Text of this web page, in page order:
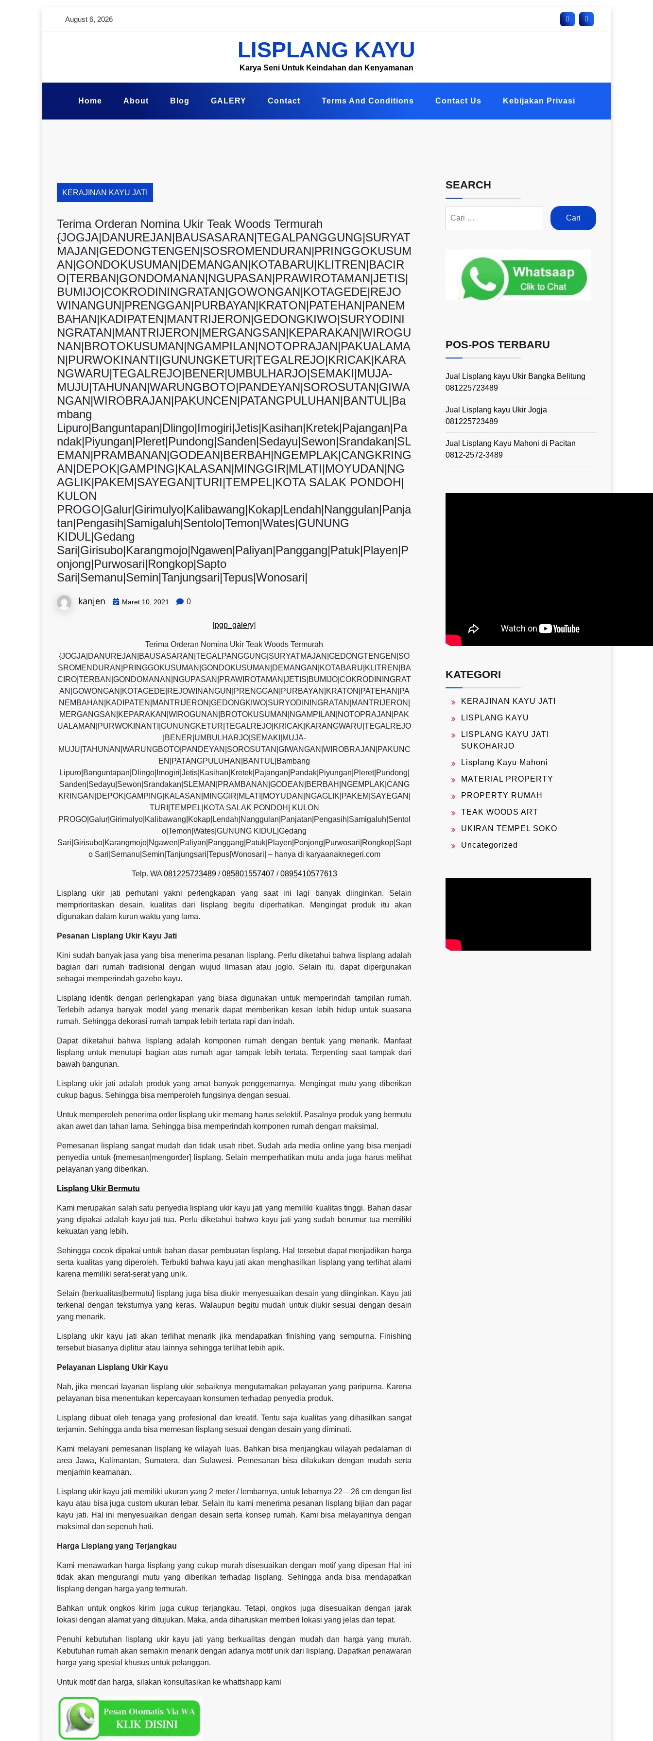
August 6, 2026
LISPLANG KAYU
Karya Seni Untuk Keindahan dan Kenyamanan
Home About Blog GALERY Contact Terms And Conditions Contact Us Kebijakan Privasi
KERAJINAN KAYU JATI
Terima Orderan Nomina Ukir Teak Woods Termurah
{JOGJA|DANUREJAN|BAUSASARAN|TEGALPANGGUNG|SURYAT
MAJAN|GEDONGTENGEN|SOSROMENDURAN|PRINGGOKUSUM
AN|GONDOKUSUMAN|DEMANGAN|KOTABARU|KLITREN|BACIR
O|TERBAN|GONDOMANAN|NGUPASAN|PRAWIROTAMAN|JETIS|
BUMIJO|COKRODININGRATAN|GOWONGAN|KOTAGEDE|REJO
WINANGUN|PRENGGAN|PURBAYAN|KRATON|PATEHAN|PANEM
BAHAN|KADIPATEN|MANTRIJERON|GEDONGKIWO|SURYODINI
NGRATAN|MANTRIJERON|MERGANGSAN|KEPARAKAN|WIROGU
NAN|BROTOKUSUMAN|NGAMPILAN|NOTOPRAJAN|PAKUALAMA
N|PURWOKINANTI|GUNUNGKETUR|TEGALREJO|KRICAK|KARA
NGWARU|TEGALREJO|BENER|UMBULHARJO|SEMAKI|MUJA-
MUJU|TAHUNAN|WARUNGBOTO|PANDEYAN|SOROSUTAN|GIWA
NGAN|WIROBRAJAN|PAKUNCEN|PATANGPULUHAN|BANTUL|Ba
mbang
Lipuro|Banguntapan|Dlingo|Imogiri|Jetis|Kasihan|Kretek|Pajangan|Pa
ndak|Piyungan|Pleret|Pundong|Sanden|Sedayu|Sewon|Srandakan|SL
EMAN|PRAMBANAN|GODEAN|BERBAH|NGEMPLAK|CANGKRING
AN|DEPOK|GAMPING|KALASAN|MINGGIR|MLATI|MOYUDAN|NG
AGLIK|PAKEM|SAYEGAN|TURI|TEMPEL|KOTA SALAK PONDOH|
KULON
PROGO|Galur|Girimulyo|Kalibawang|Kokap|Lendah|Nanggulan|Panja
tan|Pengasih|Samigaluh|Sentolo|Temon|Wates|GUNUNG
KIDUL|Gedang
Sari|Girisubo|Karangmojo|Ngawen|Paliyan|Panggang|Patuk|Playen|P
onjong|Purwosari|Rongkop|Sapto
Sari|Semanu|Semin|Tanjungsari|Tepus|Wonosari|
kanjen Maret 10, 2021 0
[pgp_galery]
Terima Orderan Nomina Ukir Teak Woods Termurah
{JOGJA|DANUREJAN|BAUSASARAN|TEGALPANGGUNG|SURYATMAJAN|GEDONGTENGEN|SO
SROMENDURAN|PRINGGOKUSUMAN|GONDOKUSUMAN|DEMANGAN|KOTABARU|KLITREN|BA
CIRO|TERBAN|GONDOMANAN|NGUPASAN|PRAWIROTAMAN|JETIS|BUMIJO|COKRODININGRAT
AN|GOWONGAN|KOTAGEDE|REJOWINANGUN|PRENGGAN|PURBAYAN|KRATON|PATEHAN|PA
NEMBAHAN|KADIPATEN|MANTRIJERON|GEDONGKIWO|SURYODININGRATAN|MANTRIJERON|
MERGANGSAN|KEPARAKAN|WIROGUNAN|BROTOKUSUMAN|NGAMPILAN|NOTOPRAJAN|PAK
UALAMAN|PURWOKINANTI|GUNUNGKETUR|TEGALREJO|KRICAK|KARANGWARU|TEGALREJO
|BENER|UMBULHARJO|SEMAKI|MUJA-
MUJU|TAHUNAN|WARUNGBOTO|PANDEYAN|SOROSUTAN|GIWANGAN|WIROBRAJAN|PAKUNC
EN|PATANGPULUHAN|BANTUL|Bambang
Lipuro|Banguntapan|Dlingo|Imogiri|Jetis|Kasihan|Kretek|Pajangan|Pandak|Piyungan|Pleret|Pundong|
Sanden|Sedayu|Sewon|Srandakan|SLEMAN|PRAMBANAN|GODEAN|BERBAH|NGEMPLAK|CANG
KRINGAN|DEPOK|GAMPING|KALASAN|MINGGIR|MLATI|MOYUDAN|NGAGLIK|PAKEM|SAYEGAN|
TURI|TEMPEL|KOTA SALAK PONDOH| KULON
PROGO|Galur|Girimulyo|Kalibawang|Kokap|Lendah|Nanggulan|Panjatan|Pengasih|Samigaluh|Sentol
o|Temon|Wates|GUNUNG KIDUL|Gedang
Sari|Girisubo|Karangmojo|Ngawen|Paliyan|Panggang|Patuk|Playen|Ponjong|Purwosari|Rongkop|Sapt
o Sari|Semanu|Semin|Tanjungsari|Tepus|Wonosari| – hanya di karyaanaknegeri.com
Telp. WA 081225723489/085801557407/0895410577613
Lisplang ukir jati perhutani yakni perlengkapan yang saat ini lagi banyak diinginkan. Selain
memprioritaskan desain, kualitas dari lisplang begitu diperhatikan. Mengingat produk itu akan
digunakan dalam kurun waktu yang lama.
Pesanan Lisplang Ukir Kayu Jati
Kini sudah banyak jasa yang bisa menerima pesanan lisplang. Perlu diketahui bahwa lisplang adalah
bagian dari rumah tradisional dengan wujud limasan atau joglo. Selain itu, dapat dipergunakan
sebagai memperindah gazebo kayu.
Lisplang identik dengan perlengkapan yang biasa digunakan untuk memperindah tampilan rumah.
Terlebih adanya banyak model yang menarik dapat memberikan kesan lebih hidup untuk suasana
rumah. Sehingga dekorasi rumah tampak lebih tertata rapi dan indah.
Dapat diketahui bahwa lisplang adalah komponen rumah dengan bentuk yang menarik. Manfaat
lisplang untuk menutupi bagian atas rumah agar tampak lebih tertata. Terpenting saat tampak dari
bawah bangunan.
Lisplang ukir jati adalah produk yang amat banyak penggemarnya. Mengingat mutu yang diberikan
cukup bagus. Sehingga bisa memperoleh fungsinya dengan sesuai.
Untuk memperoleh penerima order lisplang ukir memang harus selektif. Pasalnya produk yang bermutu
akan awet dan tahan lama. Sehingga bisa memperindah komponen rumah dengan maksimal.
Pemesanan lisplang sangat mudah dan tidak usah ribet. Sudah ada media online yang bisa menjadi
penyedia untuk {memesan|mengorder] lisplang. Selain memperhatikan mutu anda juga harus melihat
pelayanan yang diberikan.
Lisplang Ukir Bermutu
Kami merupakan salah satu penyedia lisplang ukir kayu jati yang memiliki kualitas tinggi. Bahan dasar
yang dipakai adalah kayu jati tua. Perlu diketahui bahwa kayu jati yang sudah berumur tua memiliki
kekuatan yang lebih.
Sehingga cocok dipakai untuk bahan dasar pembuatan lisplang. Hal tersebut dapat menjadikan harga
serta kualitas yang diperoleh. Terbukti bahwa kayu jati akan menghasilkan lisplang yang terlihat alami
karena memiliki serat-serat yang unik.
Selain {berkualitas|bermutu] lisplang juga bisa diukir menyesuaikan desain yang diinginkan. Kayu jati
terkenal dengan teksturnya yang keras. Walaupun begitu mudah untuk diukir sesuai dengan desain
yang menarik.
Lisplang ukir kayu jati akan terlihat menarik jika mendapatkan finishing yang sempurna. Finishing
tersebut biasanya diplitur atau lainnya sehingga terlihat lebih apik.
Pelayanan Lisplang Ukir Kayu
Nah, jika mencari layanan lisplang ukir sebaiknya mengutamakan pelayanan yang paripurna. Karena
pelayanan bisa menentukan kepercayaan konsumen terhadap penyedia produk.
Lisplang dibuat oleh tenaga yang profesional dan kreatif. Tentu saja kualitas yang dihasilkan sangat
terjamin. Sehingga anda bisa memesan lisplang sesuai dengan desain yang diminati.
Kami melayani pemesanan lisplang ke wilayah luas. Bahkan bisa menjangkau wilayah pedalaman di
area Jawa, Kalimantan, Sumatera, dan Sulawesi. Pemesanan bisa dilakukan dengan mudah serta
menjamin keamanan.
Lisplang ukir kayu jati memiliki ukuran yang 2 meter / lembarnya, untuk lebarnya 22 – 26 cm dengan list
kayu atau bisa juga custom ukuran lebar. Selain itu kami menerima pesanan lisplang bijian dan pagar
kayu jati. Hal ini menyesuaikan dengan desain serta konsep rumah. Kami bisa melayaninya dengan
maksimal dan sepenuh hati.
Harga Lisplang yang Terjangkau
Kami menawarkan harga lisplang yang cukup murah disesuaikan dengan motif yang dipesan Hal ini
tidak akan mengurangi mutu yang diberikan terhadap lisplang. Sehingga anda bisa mendapatkan
lisplang dengan harga yang termurah.
Bahkan untuk ongkos kirim juga cukup terjangkau. Tetapi, ongkos juga disesuaikan dengan jarak
lokasi dengan alamat yang ditujukan. Maka, anda diharuskan memberi lokasi yang jelas dan tepat.
Penuhi kebutuhan lisplang ukir kayu jati yang berkualitas dengan mudah dan harga yang murah.
Kebutuhan rumah akan semakin menarik dengan adanya motif unik dari lisplang. Dapatkan penawaran
harga yang spesial khusus untuk pelanggan.
Untuk motif dan harga, silakan konsultasikan ke whattshapp kami
SEARCH
POS-POS TERBARU
Jual Lisplang kayu Ukir Bangka Belitung
081225723489
Jual Lisplang kayu Ukir Jogja
081225723489
Jual Lisplang Kayu Mahoni di Pacitan
0812-2572-3489
KATEGORI
KERAJINAN KAYU JATI
LISPLANG KAYU
LISPLANG KAYU JATI
SUKOHARJO
Lisplang Kayu Mahoni
MATERIAL PROPERTY
PROPERTY RUMAH
TEAK WOODS ART
UKIRAN TEMPEL SOKO
Uncategorized